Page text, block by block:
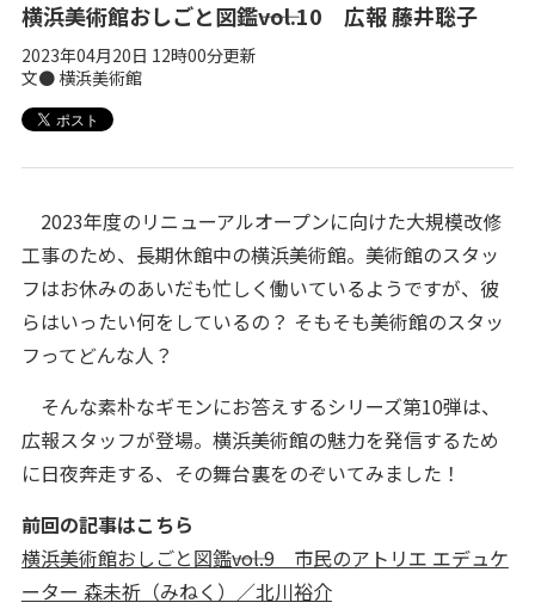
横浜美術館おしごと図鑑――vol.10 広報 藤井聡子
2023年04月20日 12時00分更新
文● 横浜美術館
2023年度のリニューアルオープンに向けた大規模改修
工事のため、長期休館中の横浜美術館。美術館のスタッ
フはお休みのあいだも忙しく働いているようですが、彼
らはいったい何をしているの？ そもそも美術館のスタッ
フってどんな人？
そんな素朴なギモンにお答えするシリーズ第10弾は、
広報スタッフが登場。横浜美術館の魅力を発信するため
に日夜奔走する、その舞台裏をのぞいてみました！
前回の記事はこちら
横浜美術館おしごと図鑑――vol.9 市民のアトリエ エデュケ
ーター 森未祈（みねく）／北川裕介